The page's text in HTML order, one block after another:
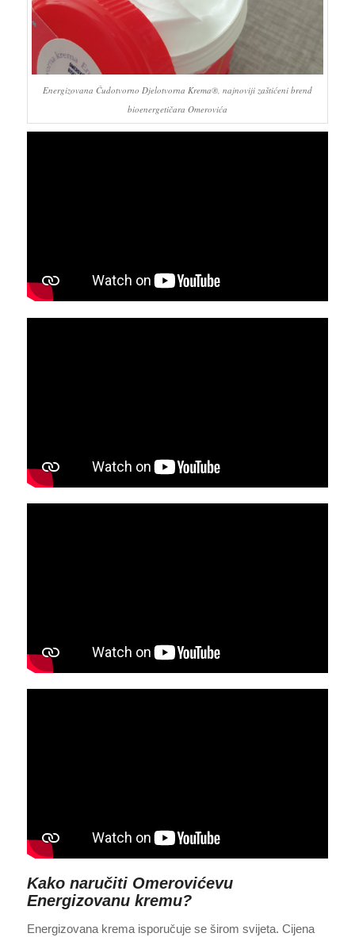
Energizovana Čudotvorno Djelotvorna Krema®, najnoviji zaštićeni brend
bioenergetičara Omerovića
Kako naručiti Omerovićevu
Energizovanu kremu?
Energizovana krema isporučuje se širom svijeta. Cijena